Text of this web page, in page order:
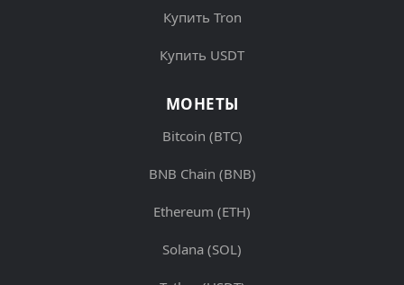
Купить Tron
Купить USDT
МОНЕТЫ
Bitcoin (BTC)
BNB Chain (BNB)
Ethereum (ETH)
Solana (SOL)